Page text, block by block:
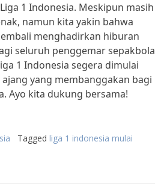
1 Indonesia. Meskipun masih
namun kita yakin bahwa
menghadirkan hiburan
seluruh penggemar sepakbola
1 Indonesia segera dimulai
yang membanggakan bagi
Ayo kita dukung bersama!
Tagged liga 1 indonesia mulai